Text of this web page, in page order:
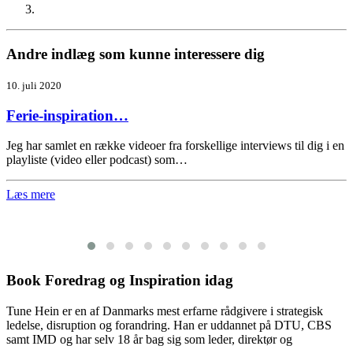
Andre indlæg som kunne interessere dig
10. juli 2020
Ferie-inspiration…
Jeg har samlet en række videoer fra forskellige interviews til dig i en
playliste (video eller podcast) som…
Læs mere
Book Foredrag og Inspiration idag
Tune Hein er en af Danmarks mest erfarne rådgivere i strategisk
ledelse, disruption og forandring. Han er uddannet på DTU, CBS
samt IMD og har selv 18 år bag sig som leder, direktør og